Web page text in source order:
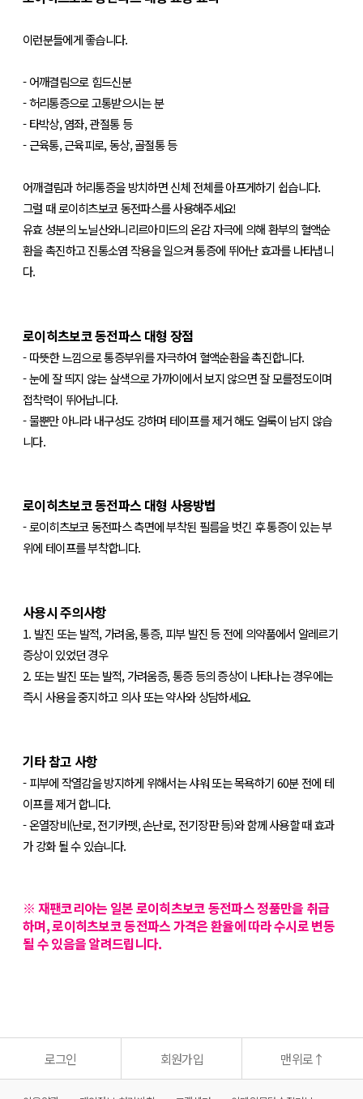
이런분들에게 좋습니다.
- 어깨결림으로 힘드신분
- 허리통증으로 고통받으시는 분
- 타박상, 염좌, 관절통 등
- 근육통, 근육피로, 동상, 골절통 등
어깨결림과 허리통증을 방치하면 신체 전체를 아프게하기 쉽습니다.
그럴 때 로이히츠보코 동전파스를 사용해주세요!
유효 성분의 노닐산와니리르아미드의 온감 자극에 의해 환부의 혈액순
환을 촉진하고 진통소염 작용을 일으켜 통증에 뛰어난 효과를 나타냅니
다.
로이히츠보코 동전파스 대형 장점
- 따뜻한 느낌으로 통증부위를 자극하여 혈액순환을 촉진합니다.
- 눈에 잘 띄지 않는 살색으로 가까이에서 보지 않으면 잘 모를정도이며
접착력이 뛰어납니다.
- 물뿐만 아니라 내구성도 강하며 테이프를 제거 해도 얼룩이 남지 않습
니다.
로이히츠보코 동전파스 대형 사용방법
- 로이히츠보코 동전파스 측면에 부착된 필름을 벗긴 후 통증이 있는 부
위에 테이프를 부착합니다.
사용시 주의사항
1. 발진 또는 발적, 가려움, 통증, 피부 발진 등 전에 의약품에서 알레르기
증상이 있었던 경우
2. 또는 발진 또는 발적, 가려움증, 통증 등의 증상이 나타나는 경우에는
즉시 사용을 중지하고 의사 또는 약사와 상담하세요.
기타 참고 사항
- 피부에 작열감을 방지하게 위해서는 샤워 또는 목욕하기 60분 전에 테
이프를 제거 합니다.
- 온열장비(난로, 전기카펫, 손난로, 전기장판 등)와 함께 사용할 때 효과
가 강화 될 수 있습니다.
※ 재팬코리아는 일본 로이히츠보코 동전파스 정품만을 취급
하며, 로이히츠보코 동전파스 가격은 환율에 따라 수시로 변동
될 수 있음을 알려드립니다.
로그인 회원가입 맨위로↑